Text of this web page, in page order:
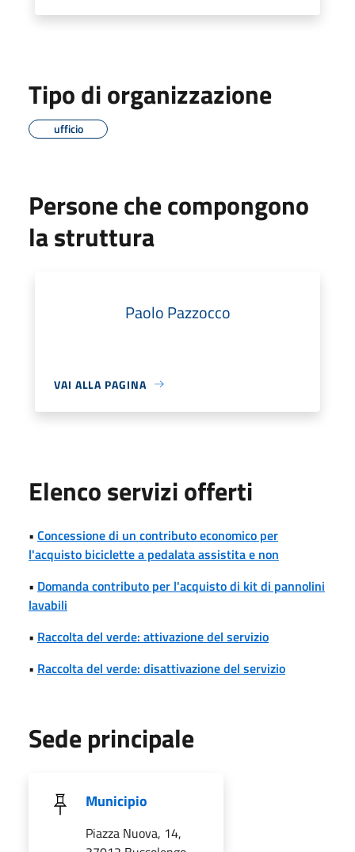
Tipo di organizzazione
ufficio
Persone che compongono
la struttura
Paolo Pazzocco
VAI ALLA PAGINA
Elenco servizi offerti
• Concessione di un contributo economico per
l'acquisto biciclette a pedalata assistita e non
• Domanda contributo per l'acquisto di kit di pannolini
lavabili
• Raccolta del verde: attivazione del servizio
• Raccolta del verde: disattivazione del servizio
Sede principale
Municipio
Piazza Nuova, 14,